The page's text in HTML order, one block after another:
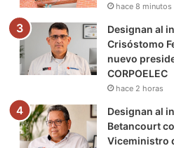
hace 8 minutos
Designan al
Crisóstomo
nuevo
CORPOELEC
hace 2 horas
Designan al
Betancourt
Viceministro